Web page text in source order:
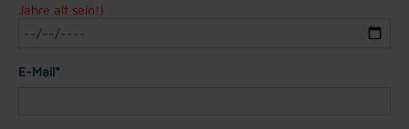
Jahre alt sein!)
E-Mail*